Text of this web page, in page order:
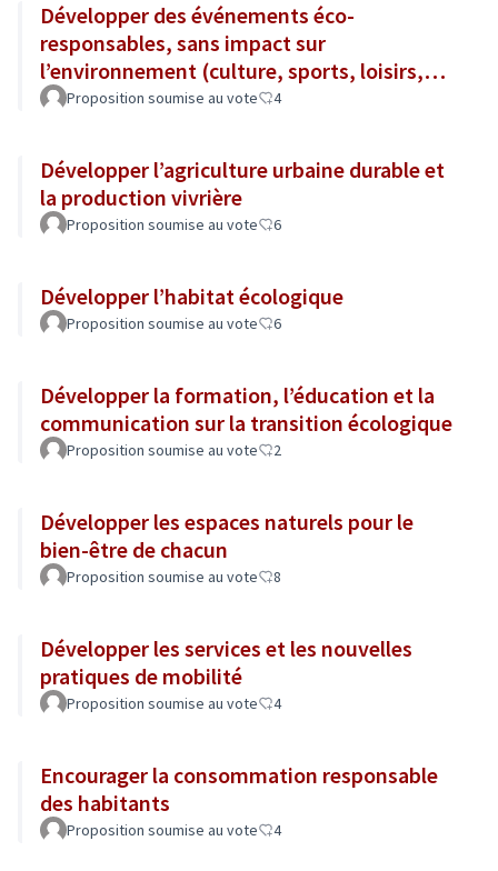
Développer des événements éco-
responsables, sans impact sur
l’environnement (culture, sports, loisirs,
tourisme...)
Proposition soumise au vote 4
Développer l’agriculture urbaine durable et
la production vivrière
Proposition soumise au vote 6
Développer l’habitat écologique
Proposition soumise au vote 6
Développer la formation, l’éducation et la
communication sur la transition écologique
Proposition soumise au vote 2
Développer les espaces naturels pour le
bien-être de chacun
Proposition soumise au vote 8
Développer les services et les nouvelles
pratiques de mobilité
Proposition soumise au vote 4
Encourager la consommation responsable
des habitants
Proposition soumise au vote 4